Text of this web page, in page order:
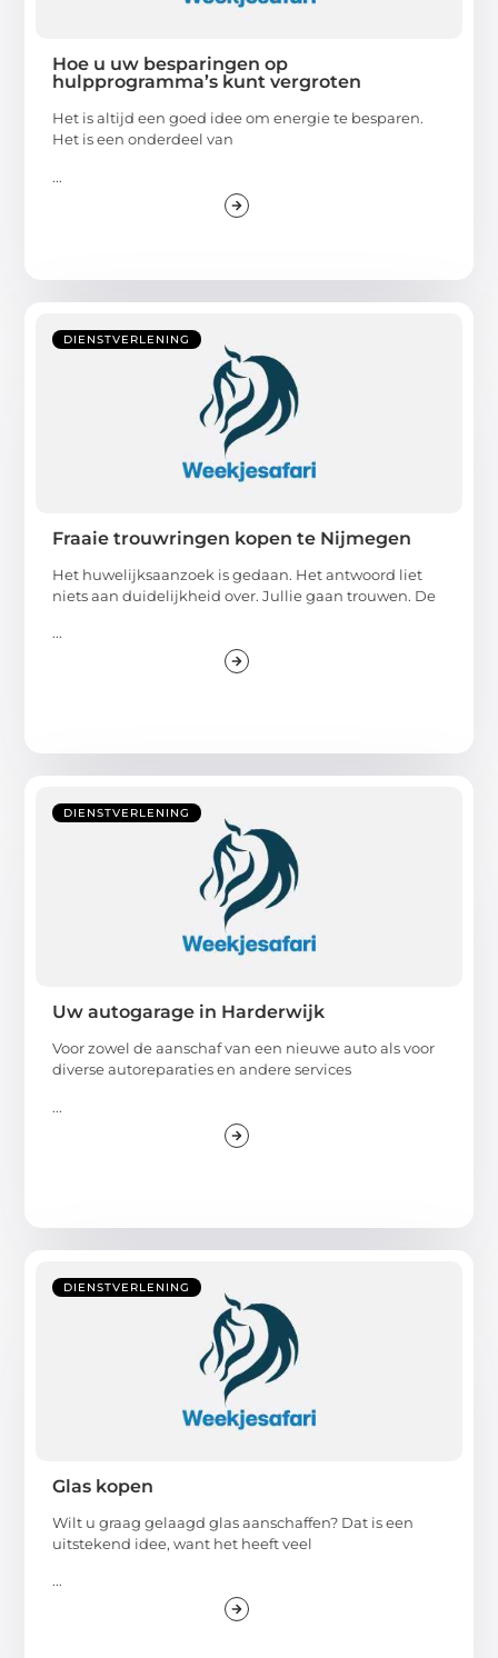
Hoe u uw besparingen op
hulpprogramma’s kunt vergroten
Het is altijd een goed idee om energie te besparen.
Het is een onderdeel van
...
DIENSTVERLENING
Fraaie trouwringen kopen te Nijmegen
Het huwelijksaanzoek is gedaan. Het antwoord liet
niets aan duidelijkheid over. Jullie gaan trouwen. De
...
DIENSTVERLENING
Uw autogarage in Harderwijk
Voor zowel de aanschaf van een nieuwe auto als voor
diverse autoreparaties en andere services
...
DIENSTVERLENING
Glas kopen
Wilt u graag gelaagd glas aanschaffen? Dat is een
uitstekend idee, want het heeft veel
...